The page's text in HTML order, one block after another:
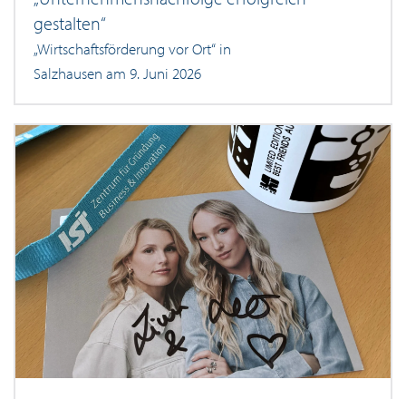
gestalten“
„Wirtschaftsförderung vor Ort“ in
Salzhausen am 9. Juni 2026